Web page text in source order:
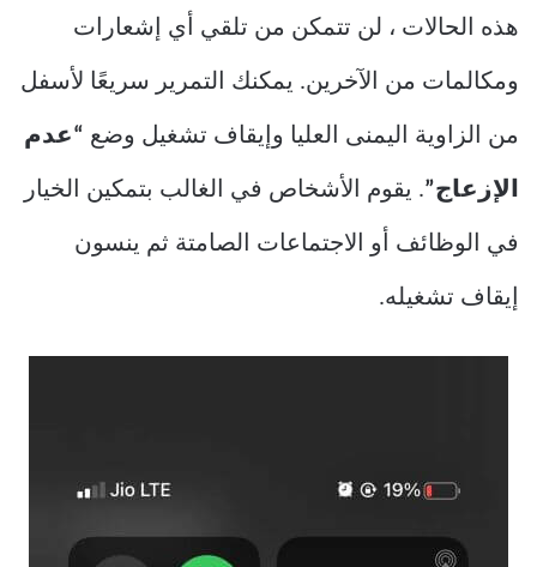
هذه الحالات ، لن تتمكن من تلقي أي إشعارات
ومكالمات من الآخرين. يمكنك التمرير سريعًا لأسفل
من الزاوية اليمنى العليا وإيقاف تشغيل وضع “عدم
الإزعاج”. يقوم الأشخاص في الغالب بتمكين الخيار
في الوظائف أو الاجتماعات الصامتة ثم ينسون
إيقاف تشغيله.